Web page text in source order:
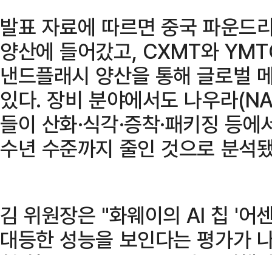
발표 자료에 따르면 중국 파운드
양산에 들어갔고, CXMT와
낸드플래시 양산을 통해 글로벌
있다. 장비 분야에서도 나우라
들이 산화·식각·증착·패키징 등
수년 수준까지 줄인 것으로 분석
김 위원장은 "화웨이의 AI 칩 '
대등한 성능을 보인다는 평가가